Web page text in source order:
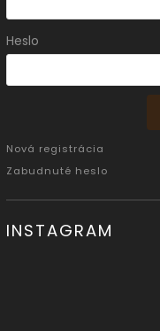
Heslo
Nová registrácia
Zabudnuté heslo
INSTAGRAM